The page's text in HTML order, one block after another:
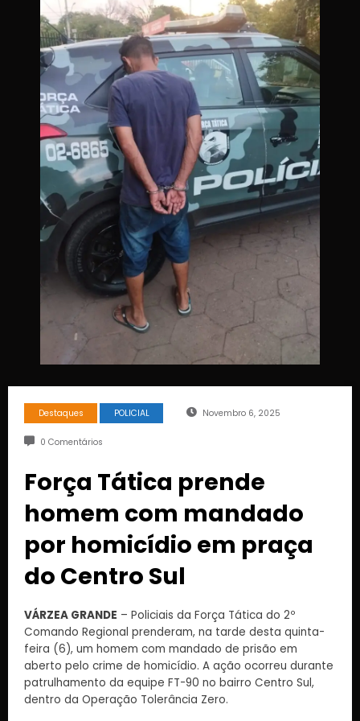
Destaques POLICIAL Novembro 6, 2025
0 Comentários
Força Tática prende
homem com mandado
por homicídio em praça
do Centro Sul
VÁRZEA GRANDE – Policiais da Força Tática do 2º
Comando Regional prenderam, na tarde desta quinta-
feira (6), um homem com mandado de prisão em
aberto pelo crime de homicídio. A ação ocorreu durante
patrulhamento da equipe FT-90 no bairro Centro Sul,
dentro da Operação Tolerância Zero.